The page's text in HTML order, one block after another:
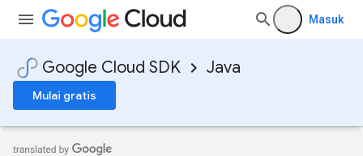
Masuk
Google Cloud SDK Java
Mulai gratis